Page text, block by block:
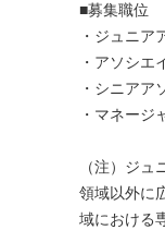
■募集職位
・ジュニア
・アソシエ
・シニアア
・マネージ
（注）ジ
領域以外に
域における